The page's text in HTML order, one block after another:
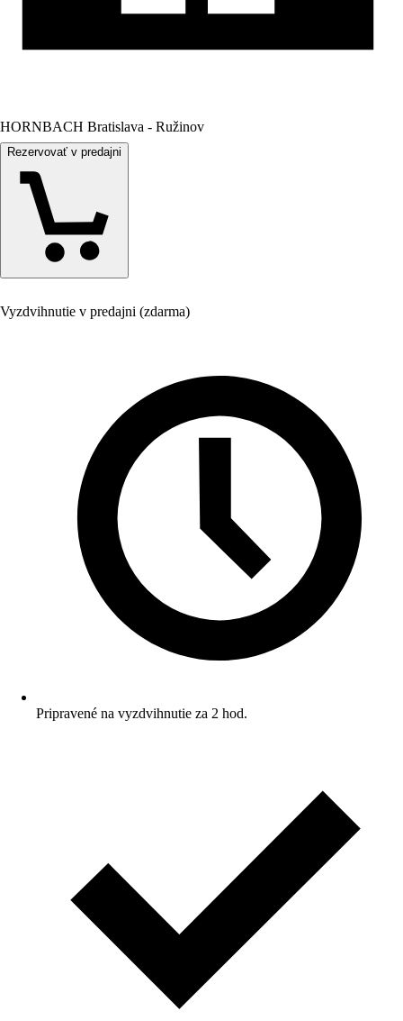
HORNBACH Bratislava - Ružinov
Rezervovať v predajni
Vyzdvihnutie v predajni (zdarma)
Pripravené na vyzdvihnutie za 2 hod.